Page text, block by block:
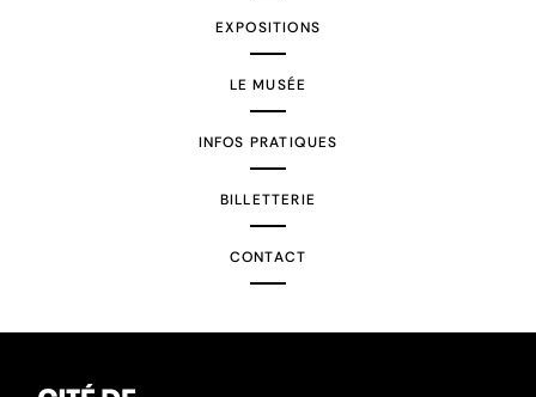
EXPOSITIONS
LE MUSÉE
INFOS PRATIQUES
BILLETTERIE
CONTACT